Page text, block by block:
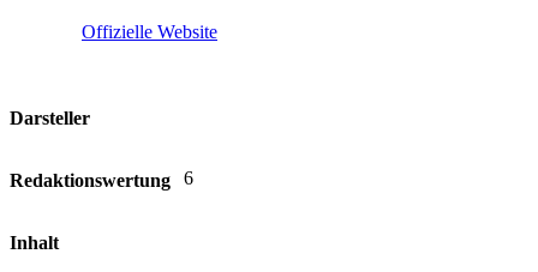
Offizielle Website
Darsteller
Redaktionswertung 6
Inhalt